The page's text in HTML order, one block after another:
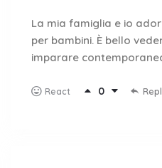
La mia famiglia e io
per bambini. È bello
imparare
React 0